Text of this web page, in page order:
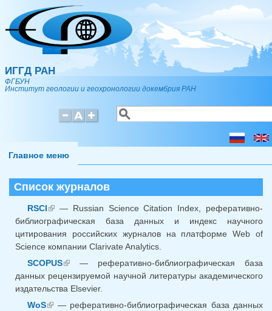
Перейти к основному содержанию
ИГГД РАН
ФГБУН
Институт геологии и геохронологии докембрия РАН
Форма поиска
Поиск
Главное меню
Список журналов
RSCI (внешняя ссылка)
— Russian Science Citation Index, реферативно-
библиографическая база данных и индекс научного
цитирования российских журналов на платформе Web of
Science компании Clarivate Analytics.
SCOPUS
(внешняя ссылка)
— реферативно-библиографическая база
данных рецензируемой научной литературы академического
издательства Elsevier.
WoS
(внешняя ссылка)
— реферативно-библиографическая база данных